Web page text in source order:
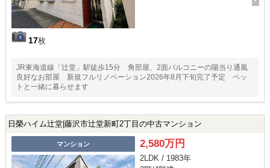
17枚
JR東海道線「辻堂」駅徒歩15分 角部屋、2面バルコニーの陽当り通風
良好なお部屋 新規フルリノベーション2026年8月下旬完了予定 ペッ
トと一緒に暮らせます
日榮ハイム辻堂|藤沢市辻堂新町2丁目の中古マンション
マンション 2,580万円
2LDK / 1983年